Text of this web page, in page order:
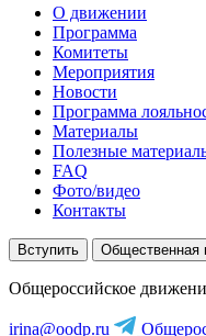
О движении
Программа
Комитеты
Мероприятия
Новости
Программа
Материалы
Полезные
FAQ
Фото/видео
Контакты
Вступить Общественная
Общероссийское
irina@oodp.ru